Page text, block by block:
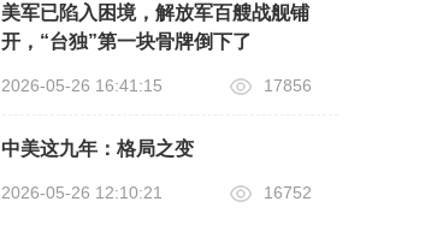
美军已陷入困境，解放军百艘战舰铺
开，“台独”第一块骨牌倒下了
2026-05-26 16:41:15 17856
中美这九年：格局之变
2026-05-26 12:10:21 16752